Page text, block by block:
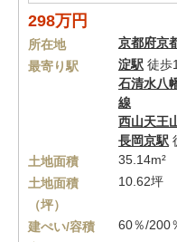
298万円
所在地 京都府京
最寄り駅
淀駅 徒歩
石清水八
線
西山天王
長岡京駅
土地面積
35.14m²
土地面積
（坪）
10.62坪
建ぺい/容積
60％/200